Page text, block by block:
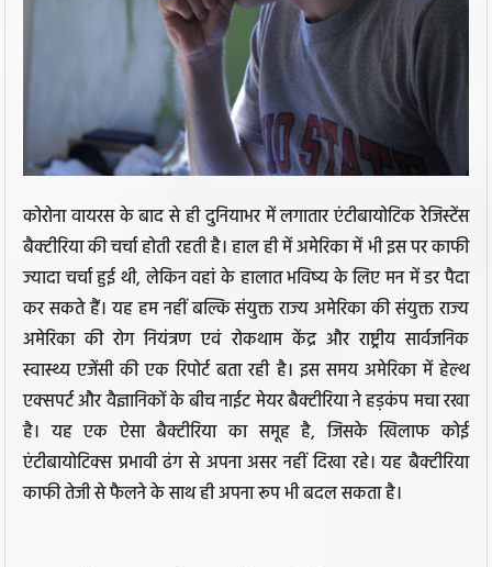
कोरोना वायरस के बाद से ही दुनियाभर में लगातार एंटीबायोटिक रेजिस्टेंस
बैक्टीरिया की चर्चा होती रहती है। हाल ही में अमेरिका में भी इस पर काफी
ज्यादा चर्चा हुई थी, लेकिन वहां के हालात भविष्य के लिए मन में डर पैदा
कर सकते हैं। यह हम नहीं बल्कि संयुक्त राज्य अमेरिका की संयुक्त राज्य
अमेरिका की रोग नियंत्रण एवं रोकथाम केंद्र और राष्ट्रीय सार्वजनिक
स्वास्थ्य एजेंसी की एक रिपोर्ट बता रही है। इस समय अमेरिका में हेल्थ
एक्सपर्ट और वैज्ञानिकों के बीच नाईट मेयर बैक्टीरिया ने हड़कंप मचा रखा
है। यह एक ऐसा बैक्टीरिया का समूह है, जिसके खिलाफ कोई
एंटीबायोटिक्स प्रभावी ढंग से अपना असर नहीं दिखा रहे। यह बैक्टीरिया
काफी तेजी से फैलने के साथ ही अपना रूप भी बदल सकता है।